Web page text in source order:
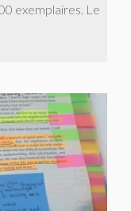
exemplaires. Le